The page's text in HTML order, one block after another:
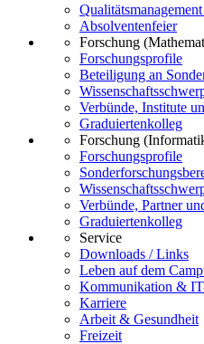
Absolventenfeier
Forschung
Forschungsprofile
Beteiligung an
Verbünde, Institute
Graduiertenkolleg
Forschung
Forschungsprofile
Verbünde, Partner
Graduiertenkolleg
Service
Downloads / Links
Leben auf dem
Kommunikation &
Karriere
Arbeit & Gesundheit
Freizeit